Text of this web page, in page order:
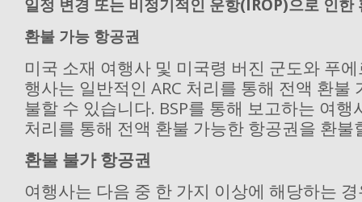
일정 변경 또는 비정기적인 운항(IROP)으로 인한
환불 가능 항공권
미국 소재 여행사 및 미국령 버진 군도와 푸
행사는 일반적인 ARC 처리를 통해 전액 환불
불할 수 있습니다. BSP를 통해 보고하는 여행
처리를 통해 전액 환불 가능한 항공권을 환불
환불 불가 항공권
여행사는 다음 중 한 가지 이상에 해당하는